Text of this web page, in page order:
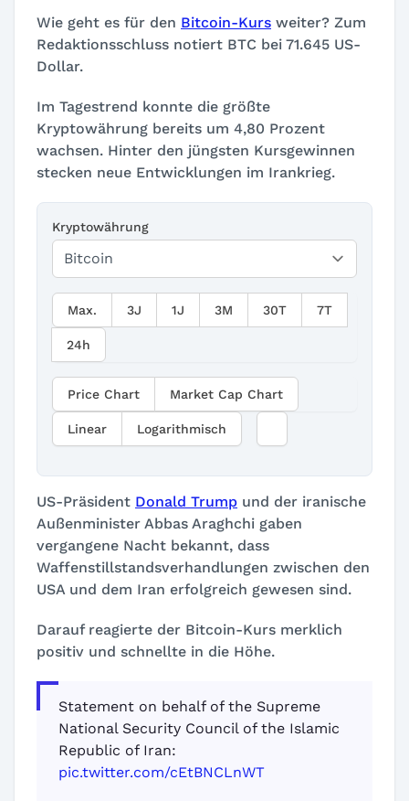
Wie geht es für den Bitcoin-Kurs weiter? Zum
Redaktionsschluss notiert BTC bei 71.645 US-
Dollar.
Im Tagestrend konnte die größte
Kryptowährung bereits um 4,80 Prozent
wachsen. Hinter den jüngsten Kursgewinnen
stecken neue Entwicklungen im Irankrieg.
Kryptowährung
Max. 3J 1J 3M 30T 7T
24h
Price Chart Market Cap Chart
Linear Logarithmisch
US-Präsident Donald Trump und der iranische
Außenminister Abbas Araghchi gaben
vergangene Nacht bekannt, dass
Waffenstillstandsverhandlungen zwischen den
USA und dem Iran erfolgreich gewesen sind.
Darauf reagierte der Bitcoin-Kurs merklich
positiv und schnellte in die Höhe.
Statement on behalf of the Supreme
National Security Council of the Islamic
Republic of Iran:
pic.twitter.com/cEtBNCLnWT